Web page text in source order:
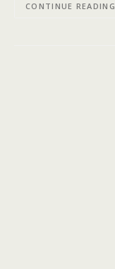
CONTINUE READING